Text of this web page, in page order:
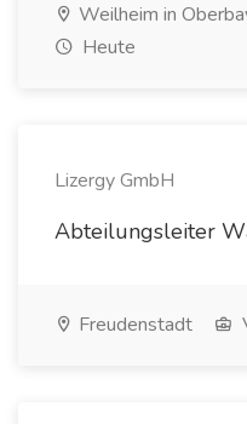
Weilheim in
Heute
Lizergy GmbH
Abteilungsleiter
Freudenstadt